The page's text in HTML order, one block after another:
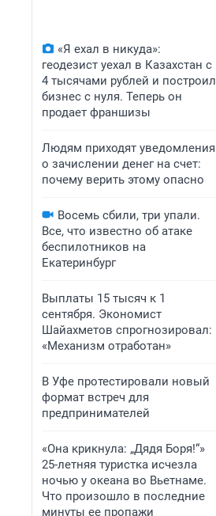
«Я ехал в никуда»:
геодезист уехал в Казахстан с
4 тысячами рублей и построил
бизнес с нуля. Теперь он
продает франшизы
Людям приходят уведомления
о зачислении денег на счет:
почему верить этому опасно
Восемь сбили, три упали.
Все, что известно об атаке
беспилотников на
Екатеринбург
Выплаты 15 тысяч к 1
сентября. Экономист
Шайахметов спрогнозировал:
«Механизм отработан»
В Уфе протестировали новый
формат встреч для
предпринимателей
«Она крикнула: „Дядя Боря!“»
25-летняя туристка исчезла
ночью у океана во Вьетнаме.
Что произошло в последние
минуты ее пропажи